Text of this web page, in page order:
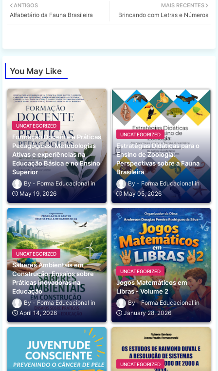
ats
MAIS RECENTES
Brincando com Letras e Números
ANTIGOS
Alfabetário da Fauna Brasileira
You May Like
UNCATEGORIZED
Formação Docente e Práticas
Pedagógicas: Metodologias
Ativas e experiências na
Educação Básica e no Ensino
Superior
Forma Educacional
May 19, 2026
UNCATEGORIZED
Estratégias Didáticas para o
Ensino de Zoologia:
Perspectivas sobre a Fauna
Brasileira
Forma Educacional
May 05, 2026
UNCATEGORIZED
Saberes Ambientais em
Construção: Ensaios sobre
Práticas Inovadoras na
Educação
Forma Educacional
April 14, 2026
UNCATEGORIZED
Jogos Matemáticos em
Libras - Volume 2
Forma Educacional
January 28, 2026
UNCATEGORIZED